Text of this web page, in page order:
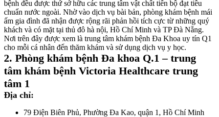
bệnh đều được thứ sở hữu các trung tâm vật chất tiến bộ đạt tiêu
chuẩn nước ngoài. Nhờ vào dịch vụ bài bản, phòng khám bệnh mái
ấm gia đình đã nhận được rộng rãi phản hồi tích cực từ những quý
khách và có mặt tại thủ đô hà nội, Hồ Chí Minh và TP Đà Nẵng.
Nơi trên đây được xem là trung tâm khám bệnh Đa Khoa uy tín Q1
cho mỗi cá nhân đến thăm khám và sử dụng dịch vụ y học.
2. Phòng khám bệnh Đa khoa Q.1 – trung
tâm khám bệnh Victoria Healthcare trung
tâm 1
Địa chỉ:
79 Điện Biên Phủ, Phường Đa Kao, quận 1, Hồ Chí Minh